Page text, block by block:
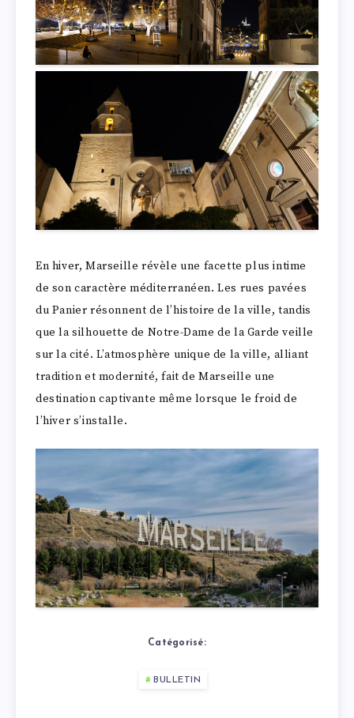
En hiver, Marseille révèle une facette plus intime
de son caractère méditerranéen. Les rues pavées
du Panier résonnent de l’histoire de la ville, tandis
que la silhouette de Notre-Dame de la Garde veille
sur la cité. L’atmosphère unique de la ville, alliant
tradition et modernité, fait de Marseille une
destination captivante même lorsque le froid de
l’hiver s’installe.
Catégorisé:
BULLETIN